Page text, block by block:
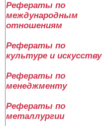
Рефераты по
международным
отношениям
Рефераты по
культуре и искусству
Рефераты по
менеджменту
Рефераты по
металлургии